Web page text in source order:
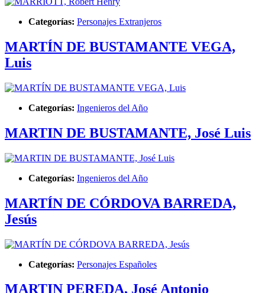
Categorías: Personajes Extranjeros
MARTÍN DE BUSTAMANTE VEGA,
Luis
Categorías: Ingenieros del Año
MARTIN DE BUSTAMANTE, José Luis
Categorías: Ingenieros del Año
MARTÍN DE CÓRDOVA BARREDA,
Jesús
Categorías: Personajes Españoles
MARTIN PEREDA, José Antonio